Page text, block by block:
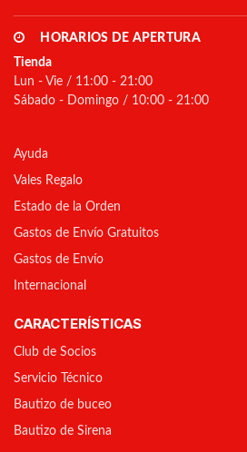
HORARIOS DE APERTURA
Tienda
Lun - Vie / 11:00 - 21:00
Sábado - Domingo / 10:00 - 21:00
Ayuda
Vales Regalo
Estado de la Orden
Gastos de Envío Gratuitos
Gastos de Envío
Internacional
CARACTERÍSTICAS
Club de Socios
Servicio Técnico
Bautizo de buceo
Bautizo de Sirena